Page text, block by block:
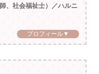
、社会福祉士）／ハルニ
プロフィール▼